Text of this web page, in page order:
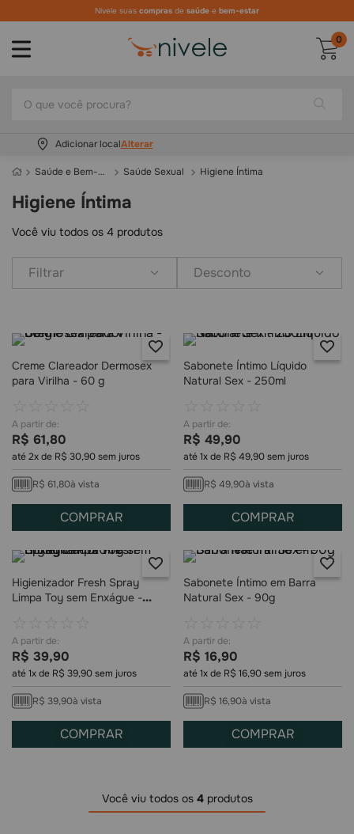
Parcelamos em até10x no cartão
0
Adicionar local
Saúde e Bem-Estar Saúde Sexual Higiene Íntima
Higiene Íntima
Você viu todos os 4 produtos
Filtrar Desconto
Creme Clareador Dermosex
para Virilha - 60 g
R$ 61,80
até2x de R$ 30,90sem juros
R$ 61,80à vista
COMPRAR
Sabonete Íntimo Líquido
Natural Sex - 250ml
R$ 49,90
até1x de R$ 49,90sem juros
R$ 49,90à vista
COMPRAR
Higienizador Fresh Spray
Limpa Toy sem Enxágue -
R$ 39,90
até1x de R$ 39,90sem juros
R$ 39,90à vista
COMPRAR
Sabonete Íntimo em Barra
Natural Sex - 90g
R$ 16,90
até1x de R$ 16,90sem juros
R$ 16,90à vista
COMPRAR
Você viu todos os 4produtos